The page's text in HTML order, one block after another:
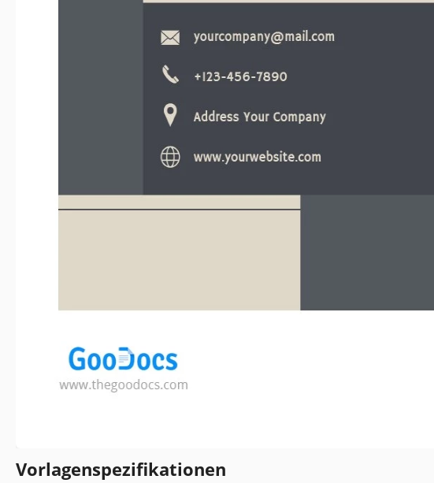
Vorlagenspezifikationen